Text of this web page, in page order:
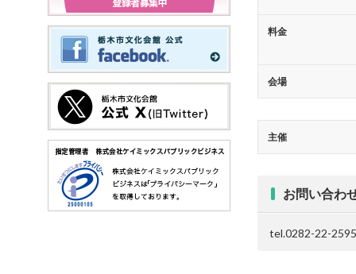
料金
会場
主催
お問い合わ
tel.0282-22-2595